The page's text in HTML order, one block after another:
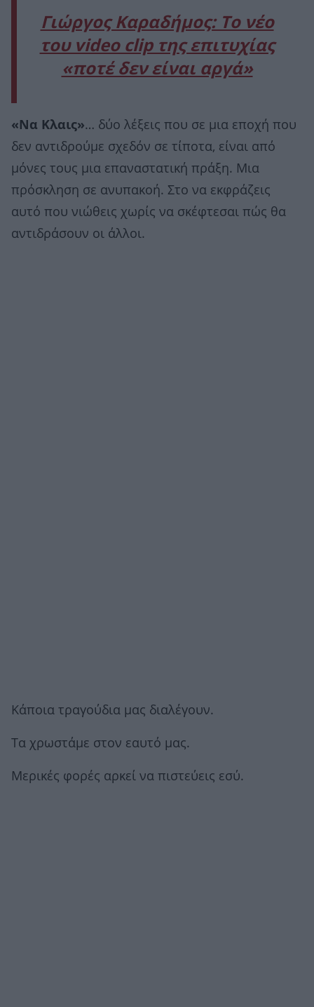
Γιώργος Καραδήμος: To νέο
του video clip της επιτυχίας
«ποτέ δεν είναι αργά»
«Να Κλαις»… δύο λέξεις που σε μια εποχή που
δεν αντιδρούμε σχεδόν σε τίποτα, είναι από
μόνες τους μια επαναστατική πράξη. Μια
πρόσκληση σε ανυπακοή. Στο να εκφράζεις
αυτό που νιώθεις χωρίς να σκέφτεσαι πώς θα
αντιδράσουν οι άλλοι.
Κάποια τραγούδια μας διαλέγουν.
Τα χρωστάμε στον εαυτό μας.
Μερικές φορές αρκεί να πιστεύεις εσύ.